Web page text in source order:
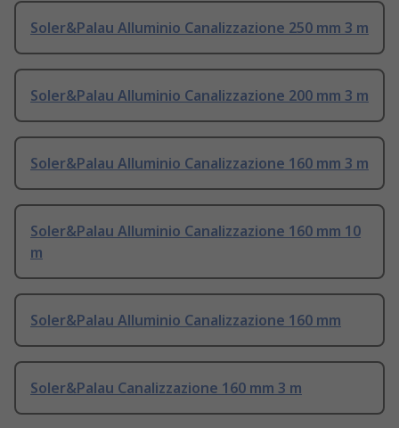
Soler&Palau Alluminio Canalizzazione 250 mm 3 m
Soler&Palau Alluminio Canalizzazione 200 mm 3 m
Soler&Palau Alluminio Canalizzazione 160 mm 3 m
Soler&Palau Alluminio Canalizzazione 160 mm 10
m
Soler&Palau Alluminio Canalizzazione 160 mm
Soler&Palau Canalizzazione 160 mm 3 m